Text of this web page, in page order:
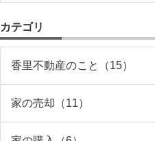
カテゴリ
香里不動産のこと（15）
家の売却（11）